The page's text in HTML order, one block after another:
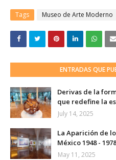
Tags Museo de Arte Moderno
ENTRADAS QUE
Derivas de la
que redefine la
July 14, 2025
La Aparición de
México 1948 - 1978
May 11, 2025